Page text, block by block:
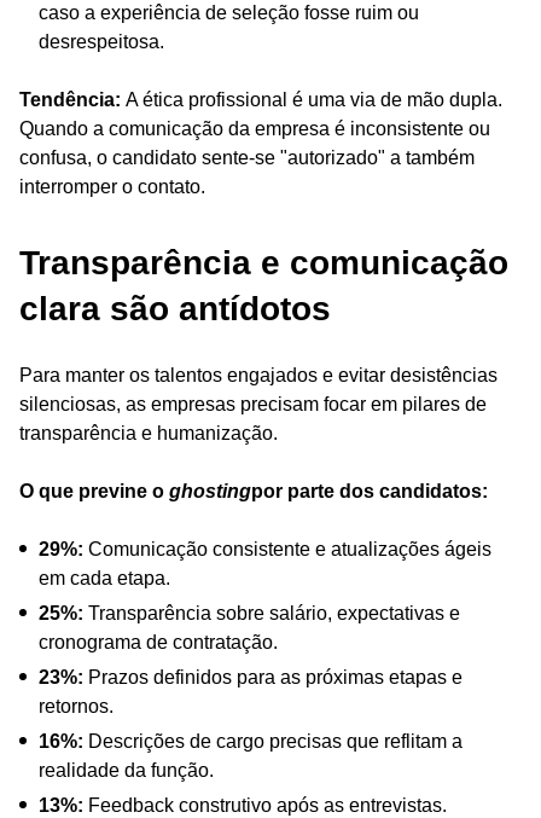
caso a experiência de seleção fosse ruim ou
desrespeitosa.
Tendência: A ética profissional é uma via de mão dupla.
Quando a comunicação da empresa é inconsistente ou
confusa, o candidato sente-se "autorizado" a também
interromper o contato.
Transparência e comunicação
clara são antídotos
Para manter os talentos engajados e evitar desistências
silenciosas, as empresas precisam focar em pilares de
transparência e humanização.
O que previne o ghostingpor parte dos candidatos:
29%: Comunicação consistente e atualizações ágeis
em cada etapa.
25%: Transparência sobre salário, expectativas e
cronograma de contratação.
23%: Prazos definidos para as próximas etapas e
retornos.
16%: Descrições de cargo precisas que reflitam a
realidade da função.
13%: Feedback construtivo após as entrevistas.